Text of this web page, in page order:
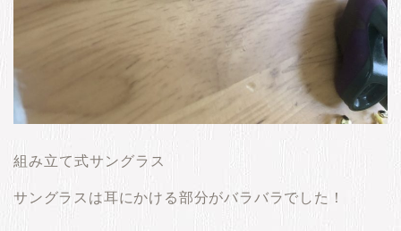
組み立て式サングラス
サングラスは耳にかける部分がバラバラでした！